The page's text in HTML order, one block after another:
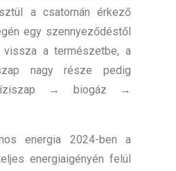
a csatornán érkező
egy szennyeződéstől
a természetbe, a
nagy része pedig
→ biogáz →
energia 2024-ben a
energiaigényén felül